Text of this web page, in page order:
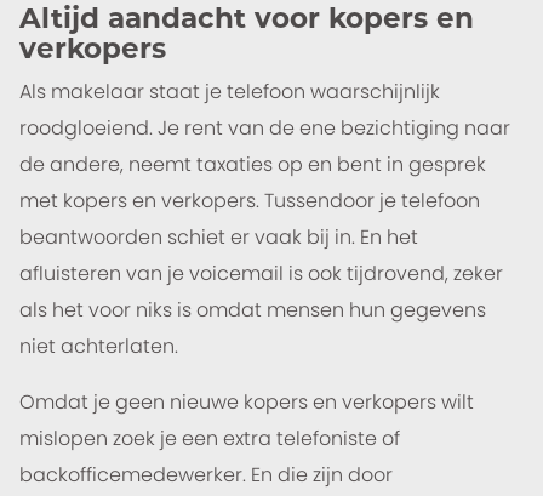
Altijd aandacht voor kopers en
verkopers
Als makelaar staat je telefoon waarschijnlijk
roodgloeiend. Je rent van de ene bezichtiging naar
de andere, neemt taxaties op en bent in gesprek
met kopers en verkopers. Tussendoor je telefoon
beantwoorden schiet er vaak bij in. En het
afluisteren van je voicemail is ook tijdrovend, zeker
als het voor niks is omdat mensen hun gegevens
niet achterlaten.
Omdat je geen nieuwe kopers en verkopers wilt
mislopen zoek je een extra telefoniste of
backofficemedewerker. En die zijn door